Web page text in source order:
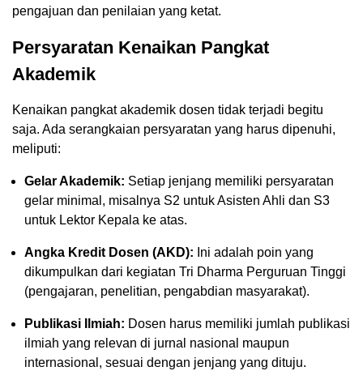
pengajuan dan penilaian yang ketat.
Persyaratan Kenaikan Pangkat
Akademik
Kenaikan pangkat akademik dosen tidak terjadi begitu
saja. Ada serangkaian persyaratan yang harus dipenuhi,
meliputi:
Gelar Akademik: Setiap jenjang memiliki persyaratan
gelar minimal, misalnya S2 untuk Asisten Ahli dan S3
untuk Lektor Kepala ke atas.
Angka Kredit Dosen (AKD): Ini adalah poin yang
dikumpulkan dari kegiatan Tri Dharma Perguruan Tinggi
(pengajaran, penelitian, pengabdian masyarakat).
Publikasi Ilmiah: Dosen harus memiliki jumlah publikasi
ilmiah yang relevan di jurnal nasional maupun
internasional, sesuai dengan jenjang yang dituju.